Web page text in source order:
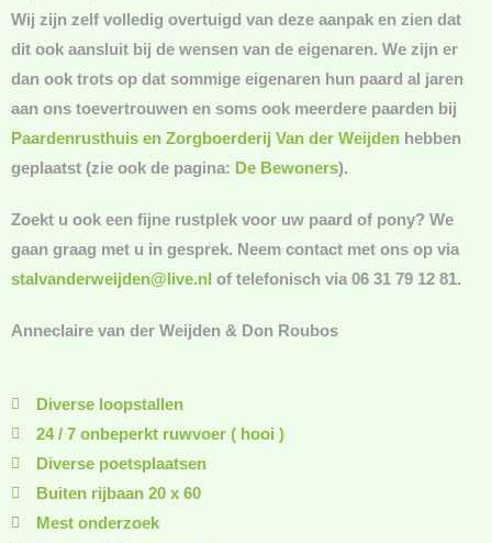
Wij zijn zelf volledig overtuigd van deze aanpak en zien dat
dit ook aansluit bij de wensen van de eigenaren. We zijn er
dan ook trots op dat sommige eigenaren hun paard al jaren
aan ons toevertrouwen en soms ook meerdere paarden bij
Paardenrusthuis en Zorgboerderij Van der Weijden hebben
geplaatst (zie ook de pagina: De Bewoners).
Zoekt u ook een fijne rustplek voor uw paard of pony? We
gaan graag met u in gesprek. Neem contact met ons op via
stalvanderweijden@live.nl of telefonisch via 06 31 79 12 81.
Anneclaire van der Weijden & Don Roubos
Diverse loopstallen
24 / 7 onbeperkt ruwvoer ( hooi )
Diverse poetsplaatsen
Buiten rijbaan 20 x 60
Mest onderzoek